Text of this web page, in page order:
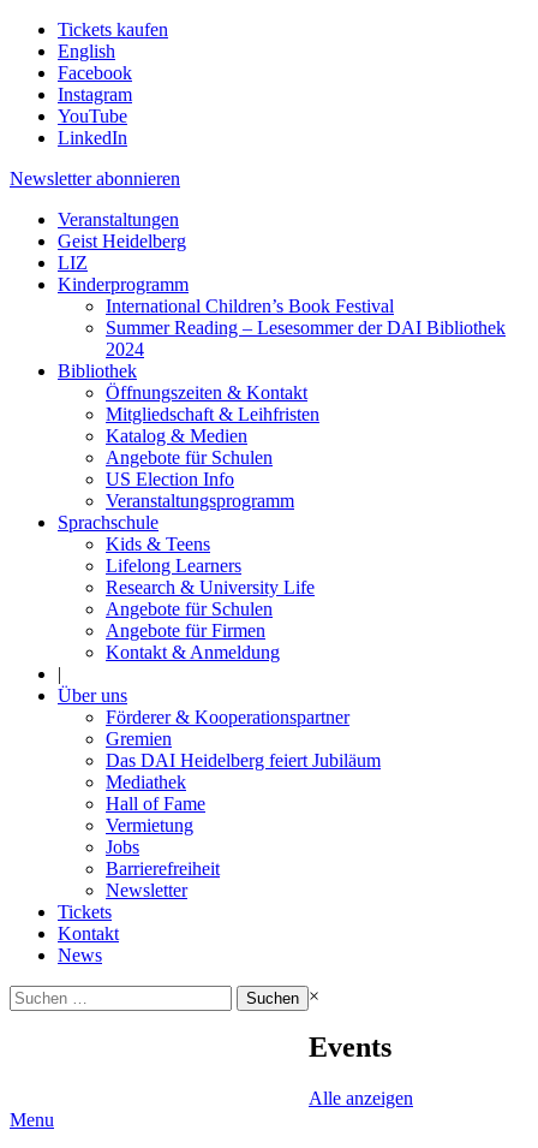
Tickets kaufen
English
Facebook
Instagram
YouTube
LinkedIn
Newsletter abonnieren
Veranstaltungen
Geist Heidelberg
LIZ
Kinderprogramm
International Children’s Book Festival
Summer Reading – Lesesommer der DAI Bibliothek
2024
Bibliothek
Öffnungszeiten & Kontakt
Mitgliedschaft & Leihfristen
Katalog & Medien
Angebote für Schulen
US Election Info
Veranstaltungsprogramm
Sprachschule
Kids & Teens
Lifelong Learners
Research & University Life
Angebote für Schulen
Angebote für Firmen
Kontakt & Anmeldung
|
Über uns
Förderer & Kooperationspartner
Gremien
Das DAI Heidelberg feiert Jubiläum
Mediathek
Hall of Fame
Vermietung
Jobs
Barrierefreiheit
Newsletter
Tickets
Kontakt
News
Suchen
nach:
×
Events
Alle anzeigen
Menu